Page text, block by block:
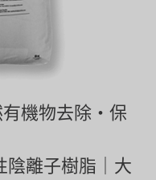
機物去除・保
陰離子樹脂｜大